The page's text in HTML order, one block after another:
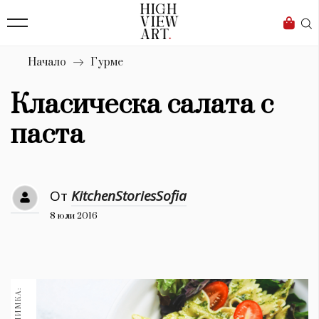
Бизнес
Мода
Dialogue
Изкуство
4340
Красота
777
Книги
Начало Гурме
Класическа салата с
паста
От KitchenStoriesSofia
8 юли 2016